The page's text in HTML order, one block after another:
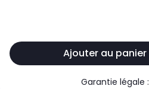
Ajouter au panier
Garantie légale :